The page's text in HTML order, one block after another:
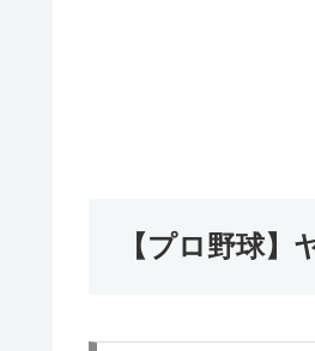
【プロ野球】